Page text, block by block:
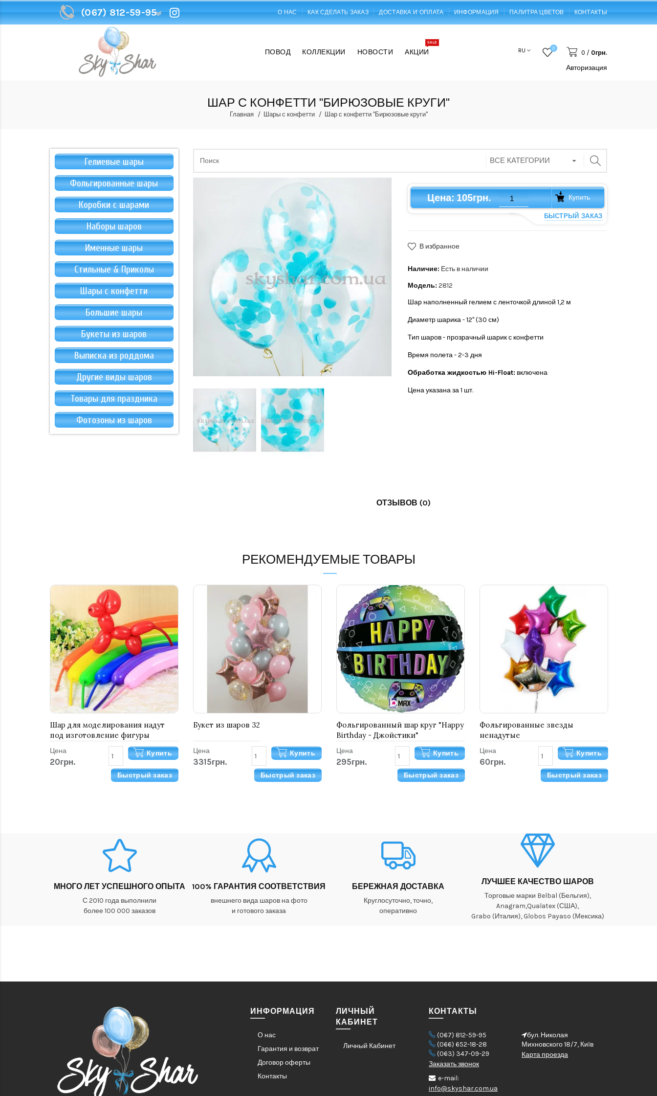
(067) 812-59-95
(067) 812-59-95
О НАС КАК СДЕЛАТЬ ЗАКАЗ ДОСТАВКА И ОПЛАТА ИНФОРМАЦИЯ ПАЛИТРА ЦВЕТОВ КОНТАКТЫ
ПОВОД КОЛЛЕКЦИИ НОВОСТИ АКЦИИ
SALE
RU 0
0 / 0грн.
Авторизация
ШАР С КОНФЕТТИ "БИРЮЗОВЫЕ КРУГИ"
Главная Шары с конфетти Шар с конфетти "Бирюзовые круги"
Гелиевые шары
Фольгированные шары
Коробки с шарами
Наборы шаров
Именные шары
Стильные & Приколы
Шары с конфетти
Большие шары
Букеты из шаров
Выписка из роддома
Другие виды шаров
Товары для праздника
Фотозоны из шаров
Цена:105грн. Купить
БЫСТРЫЙ ЗАКАЗ
В избранное
Наличие: Есть в наличии
Модель: 2812
Шар наполненный гелием с ленточкой длиной 1,2 м
Диаметр шарика - 12" (30 см)
Тип шаров - прозрачный шарик с конфетти
Время полета -2-3 дня
Обработка жидкостью Hi-Float: включена
Цена указана за 1 шт.
ОТЗЫВОВ (0)
РЕКОМЕНДУЕМЫЕ ТОВАРЫ
Шар для моделирования надут
под изготовление фигуры
Цена
20грн.
Купить
Быстрый заказ
Букет из шаров 32
Цена
3315грн.
Купить
Быстрый заказ
Фольгированный шар круг "Happy
Birthday - Джойстики"
Цена
295грн.
Купить
Быстрый заказ
Фольгированные звезды
ненадутые
Цена
60грн.
Купить
Быстрый заказ
МНОГО ЛЕТ УСПЕШНОГО ОПЫТА
С 2010 года выполнили
более 100 000 заказов
100% ГАРАНТИЯ СООТВЕТСТВИЯ
внешнего вида шаров на фото
и готового заказа
БЕРЕЖНАЯ ДОСТАВКА
Круглосуточно, точно,
оперативно
ЛУЧШЕЕ КАЧЕСТВО ШАРОВ
Торговые марки Belbal (Бельгия),
Anagram,Qualatex (США),
Grabo (Италия), Globos Payaso (Мексика)
ИНФОРМАЦИЯ
О нас
Гарантия и возврат
Договор оферты
Контакты
ЛИЧНЫЙ
КАБИНЕТ
Личный Кабинет
КОНТАКТЫ
(067) 812-59-95
(066) 652-18-28
(063) 347-09-29
Заказать звонок
бул. Николая
Михновского 18/7, Київ
Карта проезда
e-mail:
info@skyshar.com.ua